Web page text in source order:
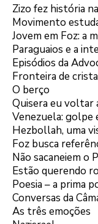
Zizo fez história
Movimento
Jovem em Foz: a
Paraguaios e a
Episódios da
Fronteira de
O berço
Quisera eu voltar
Venezuela:
Hezbollah, uma
Foz busca
Não sacaneiem o
Estão querendo
Poesia – a prima
Conversas da
As três emoções